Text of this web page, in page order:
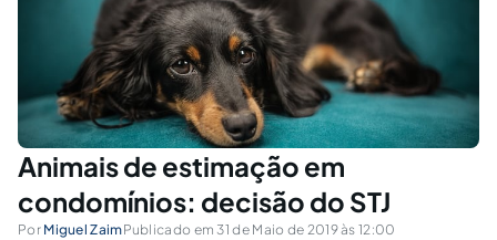
Animais de estimação em
condomínios: decisão do STJ
Por Miguel ZaimPublicado em 31 de Maio de 2019 às 12:00